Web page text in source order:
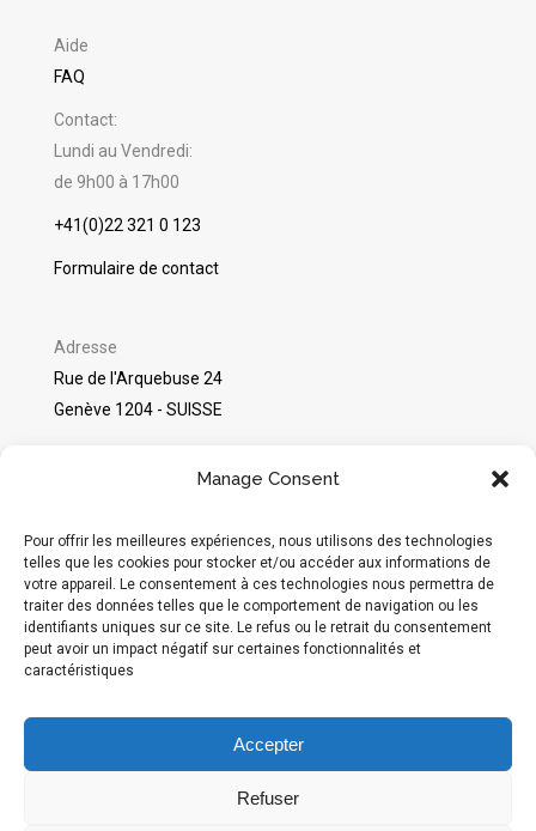
Manage Consent
Pour offrir les meilleures expériences, nous utilisons des technologies
telles que les cookies pour stocker et/ou accéder aux informations de
votre appareil. Le consentement à ces technologies nous permettra de
traiter des données telles que le comportement de navigation ou les
identifiants uniques sur ce site. Le refus ou le retrait du consentement
peut avoir un impact négatif sur certaines fonctionnalités et
caractéristiques
Accepter
Refuser
Aide
FAQ
Contact:
Lundi au Vendredi:
de 9h00 à 17h00
+41(0)22 321 0 123
Formulaire de contact
Adresse
Rue de l'Arquebuse 24
Genève 1204 - SUISSE
Réseaux sociaux
Instagram
Moyens de paiement acceptés :
Infomaniak